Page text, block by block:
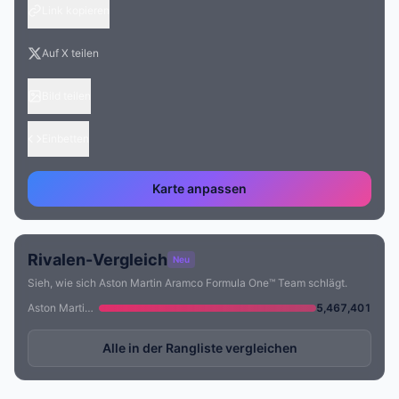
Auf X teilen
Karte anpassen
Rivalen-Vergleich Neu
Sieh, wie sich Aston Martin Aramco Formula One™ Team schlägt.
Aston Martin Aramco Formula One™ Team
5,467,401
Alle in der Rangliste vergleichen